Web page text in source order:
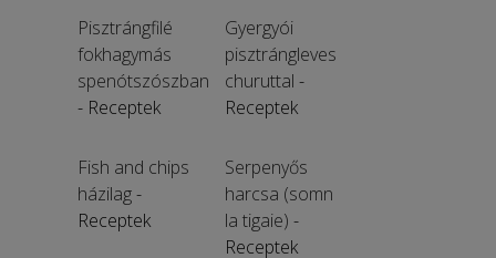
Pisztrángfilé
fokhagymás
spenótszószban
- Receptek
Gyergyói
pisztrángleves
churuttal -
Receptek
Fish and chips
házilag-
Receptek
Serpenyős
harcsa (somn
la tigaie) -
Receptek